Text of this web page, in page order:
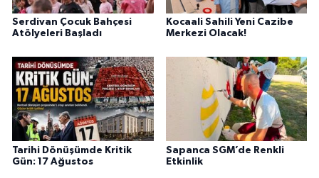
Serdivan Çocuk Bahçesi
Atölyeleri Başladı
Kocaali Sahili Yeni Cazibe
Merkezi Olacak!
Tarihi Dönüşümde Kritik
Gün: 17 Ağustos
Sapanca SGM’de Renkli
Etkinlik